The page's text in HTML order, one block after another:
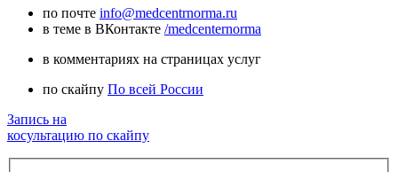
по почте info@medcentrnorma.ru
в теме в ВКонтакте /medcenternorma
в комментариях на страницах услуг
по скайпу По всей России
Запись на
косультацию по скайпу